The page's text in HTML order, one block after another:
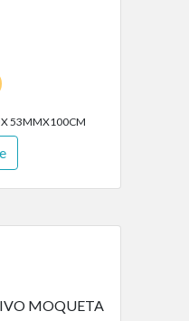
53MMX100CM